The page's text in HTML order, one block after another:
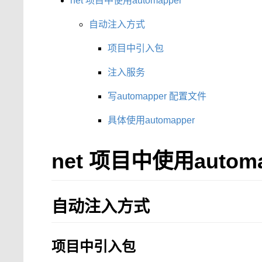
自动注入方式
项目中引入包
注入服务
写automapper 配置文件
具体使用automapper
net 项目中使用
自动注入方式
项目中引入包